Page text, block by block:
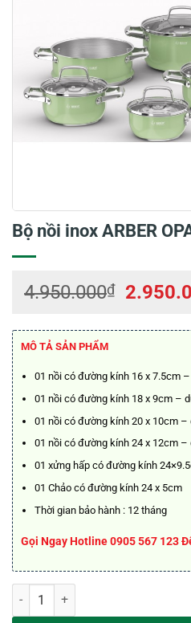
Bộ nồi inox ARBER
4.950.000₫
Giá
là:
MÔ TẢ SẢN PHẨM
01 nồi có đường kính 16 x 7.5cm –
01 nồi có đường kính 18 x 9cm –
01 nồi có đường kính 20 x 10cm –
01 nồi có đường kính 24 x 12cm –
01 xửng hấp có đường kính
01 Chảo có đường kính 24 x 5cm
Thời gian bảo hành : 12 tháng
Gọi Ngay Hotline 0905 567 123
Bộ nồi inox ARBER OPAL số lượng